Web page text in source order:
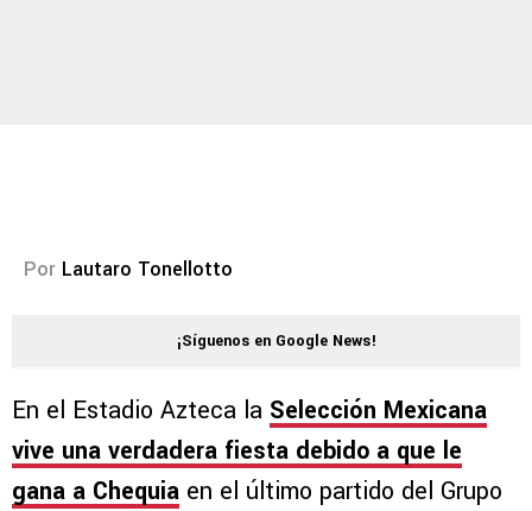
Por Lautaro Tonellotto
¡Síguenos en Google News!
En el Estadio Azteca la Selección Mexicana
vive una verdadera fiesta debido a que le
gana a Chequia en el último partido del Grupo